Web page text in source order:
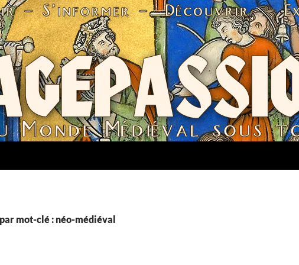
mot-clé : néo-médiéval